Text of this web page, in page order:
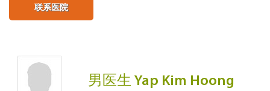
联系医院
男医生 Yap Kim Hoong